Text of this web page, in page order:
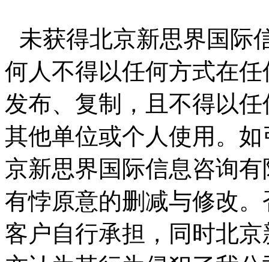
未获得北京新思界国际
何人不得以任何方式在
发布、复制，且不得以
其他单位或个人使用。
京新思界国际信息咨询
有悖原意的删减与修改
客户自行承担，同时北